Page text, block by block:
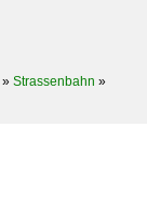
» Strassenbahn »